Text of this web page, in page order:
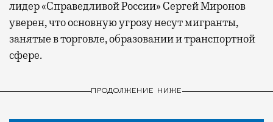
лидер «Справедливой России» Сергей Миронов
уверен, что основную угрозу несут мигранты,
занятые в торговле, образовании и транспортной
сфере.
ПРОДОЛЖЕНИЕ НИЖЕ